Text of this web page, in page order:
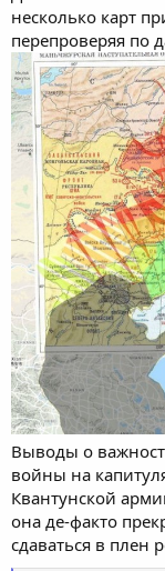
несколько карт
перепроверяя по
Выводы о
войны на
Квантунской
она де-факто
сдаваться в плен